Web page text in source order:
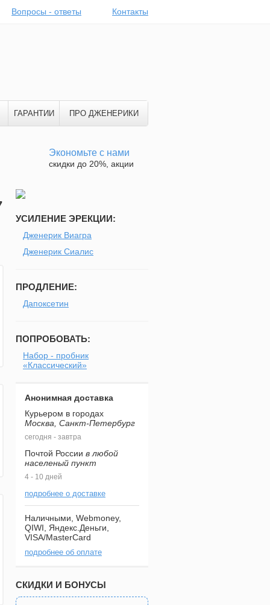
Вопросы - ответы Контакты
ГАРАНТИИ ПРО ДЖЕНЕРИКИ
Экономьте с нами
скидки до 20%, акции
УСИЛЕНИЕ ЭРЕКЦИИ:
Дженерик Виагра
Дженерик Сиалис
ПРОДЛЕНИЕ:
Дапоксетин
ПОПРОБОВАТЬ:
Набор - пробник
«Классический»
Анонимная доставка
Курьером в городах
Москва, Санкт-Петербург
сегодня - завтра
Почтой России в любой
населеный пункт
4 - 10 дней
подробнее о доставке
Наличными, Webmoney,
QIWI, Яндекс.Деньги,
VISA/MasterCard
подробнее об оплате
СКИДКИ И БОНУСЫ